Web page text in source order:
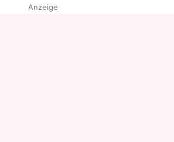
Anzeige